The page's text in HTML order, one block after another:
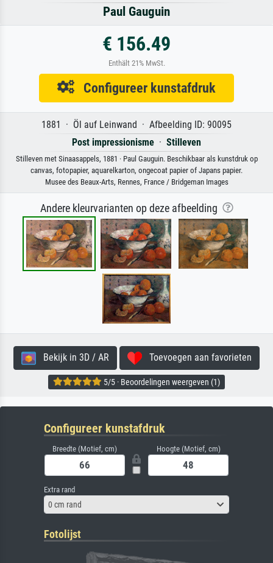
Paul Gauguin
€ 156.49
Enthält 21% MwSt.
Configureer kunstafdruk
1881 · Öl auf Leinwand · Afbeelding ID: 90095
Post impressionisme · Stilleven
Stilleven met Sinaasappels, 1881 · Paul Gauguin. Beschikbaar als kunstdruk op
canvas, fotopapier, aquarelkarton, ongecoat papier of Japans papier.
Musee des Beaux-Arts, Rennes, France / Bridgeman Images
Andere kleurvarianten op deze afbeelding
Bekijk in 3D / AR Toevoegen aan favorieten
5/5 · Beoordelingen weergeven (1)
Configureer kunstafdruk
Breedte (Motief, cm) Hoogte (Motief, cm)
Extra rand
0 cm rand
Fotolijst